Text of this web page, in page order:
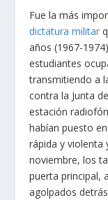
Fue la más
dictatura militar
años (1967-
estudiantes
transmitiendo a
contra la Junta
estación
habían puesto
rápida y violenta
noviembre, los
puerta principal,
agolpados